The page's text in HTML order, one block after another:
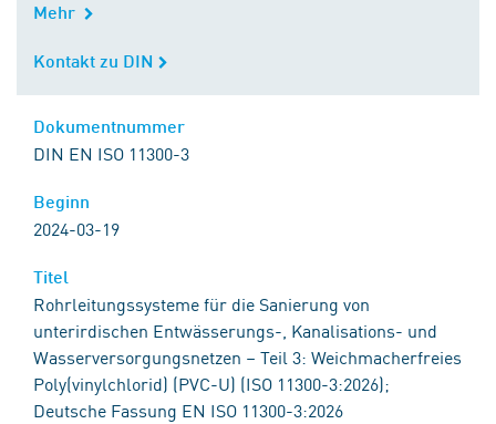
Mehr
Kontakt zu DIN
Kontakt zu DIN
Dokumentnummer
DIN EN ISO 11300-3
Beginn
2024-03-19
Titel
Rohrleitungssysteme für die Sanierung von
unterirdischen Entwässerungs-, Kanalisations- und
Wasserversorgungsnetzen – Teil 3: Weichmacherfreies
Poly(vinylchlorid) (PVC-U) (ISO 11300-3:2026);
Deutsche Fassung EN ISO 11300-3:2026